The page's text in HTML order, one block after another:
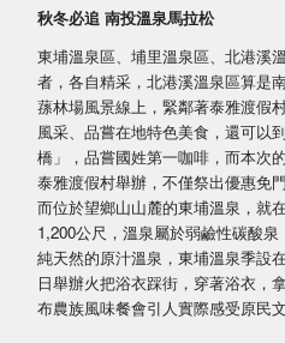
秋冬必追 南投溫泉馬拉松
東埔溫泉區、埔里溫泉區、北港溪
者，各自精采，北港溪溫泉區算是
蓀林場風景線上，緊鄰著泰雅渡假
風采、品嘗在地特色美食，還可以
橋」，品嘗國姓第一咖啡，而本次
泰雅渡假村舉辦，不僅祭出優惠免
而位於望鄉山山麓的東埔溫泉，就
1,200公尺，溫泉屬於弱鹼性碳酸
純天然的原汁溫泉，東埔溫泉季設
日舉辦火把浴衣踩街，穿著浴衣，
布農族風味餐會引人實際感受原民文